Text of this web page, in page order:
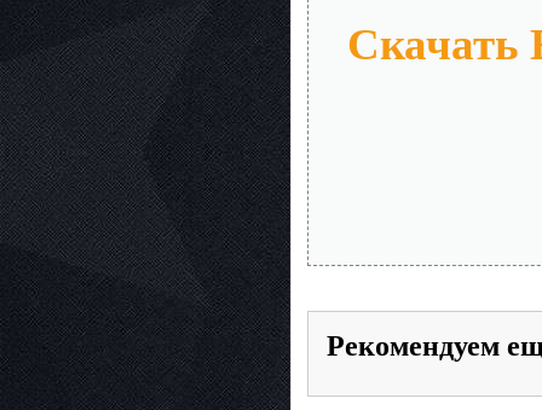
Скачать
Рекомендуем